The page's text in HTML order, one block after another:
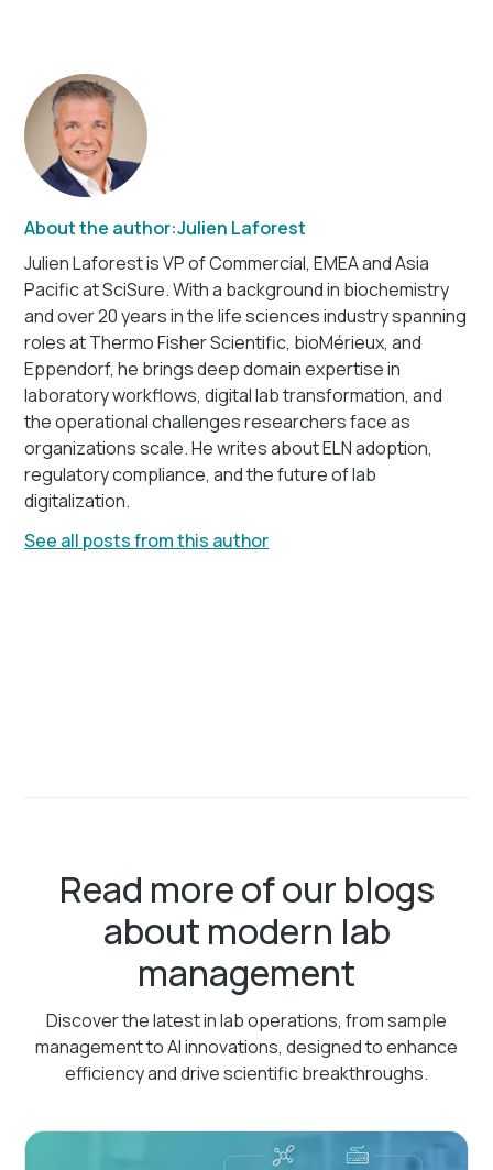
About the author:Julien Laforest
Julien Laforest is VP of Commercial, EMEA and Asia
Pacific at SciSure. With a background in biochemistry
and over 20 years in the life sciences industry spanning
roles at Thermo Fisher Scientific, bioMérieux, and
Eppendorf, he brings deep domain expertise in
laboratory workflows, digital lab transformation, and
the operational challenges researchers face as
organizations scale. He writes about ELN adoption,
regulatory compliance, and the future of lab
digitalization.
See all posts from this author
Read more of our blogs
about modern lab
management
Discover the latest in lab operations, from sample
management to AI innovations, designed to enhance
efficiency and drive scientific breakthroughs.